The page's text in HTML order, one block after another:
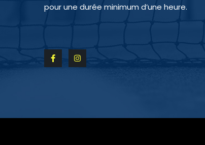
pour une durée minimum d’une heure.